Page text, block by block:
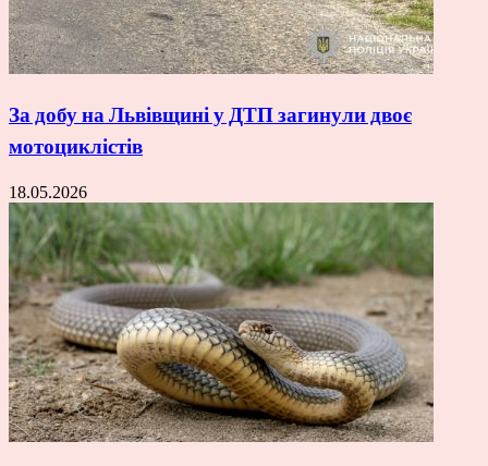
За добу на Львівщині у ДТП загинули двоє
мотоциклістів
18.05.2026